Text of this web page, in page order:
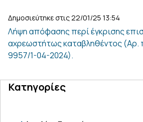
Δημοσιεύτηκε στις 22/01/25 13:54
Λήψη απόφασης περί έγκρισης
αχρεωστήτως καταβληθέντος (Αρ.
9957/1-04-2024).
Κατηγορίες